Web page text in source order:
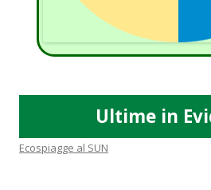
Ultime in
Ecospiagge al SUN